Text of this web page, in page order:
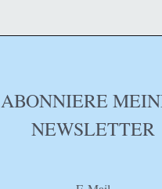
ABONNIERE
NEWSLETTER